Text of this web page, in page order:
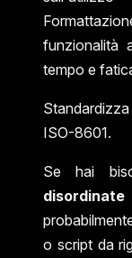
funzionalità
tempo e
ISO-8601.
Se hai
o script da